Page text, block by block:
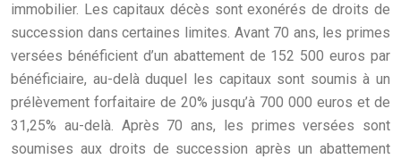
immobilier. Les capitaux décès sont exonérés de droits de
succession dans certaines limites. Avant 70 ans, les primes
versées bénéficient d’un abattement de 152 500 euros par
bénéficiaire, au-delà duquel les capitaux sont soumis à un
prélèvement forfaitaire de 20% jusqu’à 700 000 euros et de
31,25% au-delà. Après 70 ans, les primes versées sont
soumises aux droits de succession après un abattement